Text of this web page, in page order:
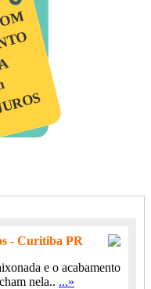
- Curitiba PR
e o acabamento
nela.. ...»